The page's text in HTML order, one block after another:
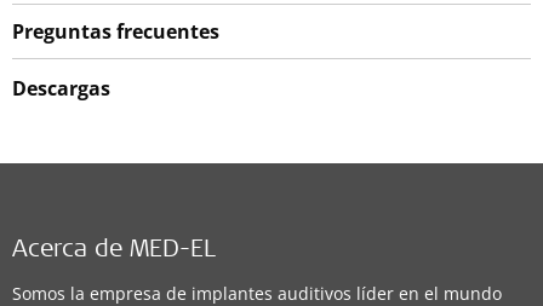
Preguntas frecuentes
Descargas
Acerca de MED-EL
Somos la empresa de implantes auditivos líder en el mundo